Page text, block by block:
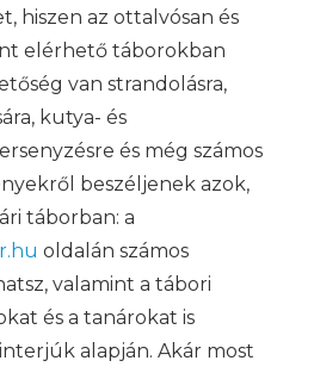
hiszen az ottalvósan és
elérhető táborokban
van strandolásra,
kutya- és
és még számos
beszéljenek azok,
táborban: a
oldalán számos
valamint a tábori
és a tanárokat is
alapján. Akár most